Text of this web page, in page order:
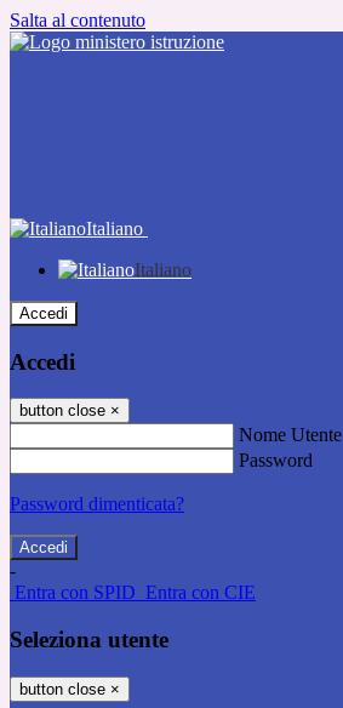
Salta al contenuto
Italiano
Italiano
Accedi
Accedi
button close ×
Nome Utente
Password
Password dimenticata?
-
Entra con SPID Entra con CIE
Seleziona utente
button close ×